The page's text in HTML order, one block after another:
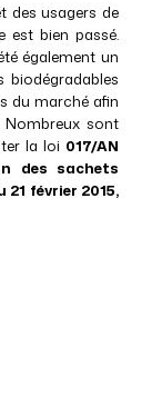
des usagers de
est bien passé.
également un
biodégradables
du marché afin
sont
la loi 017/AN
des sachets
février 2015,